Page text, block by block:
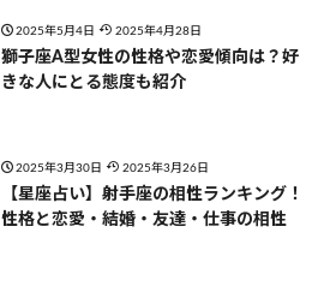
2025年5月4日 2025年4月28日
獅子座A型女性の性格や恋愛傾向は？好
きな人にとる態度も紹介
2025年3月30日 2025年3月26日
【星座占い】射手座の相性ランキング！
性格と恋愛・結婚・友達・仕事の相性